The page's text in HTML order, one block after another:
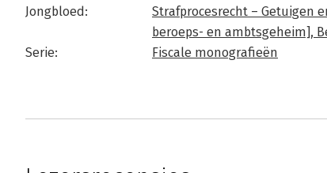
Jongbloed:
Strafprocesrecht – Getuigen
beroeps- en ambtsgeheim],
Serie:
Fiscale monografieën